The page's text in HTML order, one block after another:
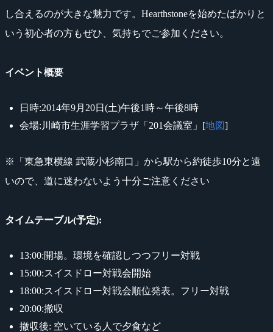
し合えるのが大きな魅力です。Hearthstoneを始めたばかりと
いう初心者の方もぜひ、気持ちでご参加ください。
イベント概要
日時:2014年9月20日(土)午後1時～午後8時
会場:川崎市生涯学習プラザ「201会議室」[地図]
※「東急東横線 武蔵小杉南口」から駅から約徒歩10分と遠
いので、道に迷わないよう十分ご注意ください
タイムテーブル(予定):
13:00:開場。環境を確認しつつフリー対戦
15:00:スイスドロー対戦会開始
18:00:スイスドロー対戦会順位発表。フリー対戦
20:00:撤収
撤収後: 空いている人で夕食など